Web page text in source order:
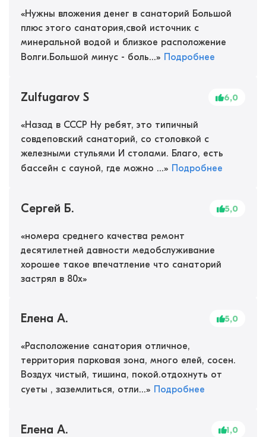
«Нужны вложения денег в санаторий Большой
плюс этого санатория,свой источник с
минеральной водой и близкое расположение
Волги.Большой минус - боль...» Подробнее
Zulfugarov S 6,0
«Назад в СССР Ну ребят, это типичный
совдеповский санаторий, со столовкой с
железными стульями И столами. Благо, есть
бассейн с сауной, где можно ...» Подробнее
Сергей Б. 5,0
«номера среднего качества ремонт
десятилетней давности медобслуживание
хорошее такое впечатление что санаторий
застрял в 80х»
Елена А. 5,0
«Расположение санатория отличное,
территория парковая зона, много елей, сосен.
Воздух чистый, тишина, покой.отдохнуть от
суеты , заземлиться, отли...» Подробнее
Елена А. 1,0